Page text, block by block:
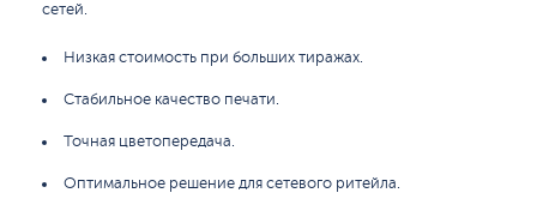
сетей.
Низкая стоимость при больших тиражах.
Стабильное качество печати.
Точная цветопередача.
Оптимальное решение для сетевого ритейла.